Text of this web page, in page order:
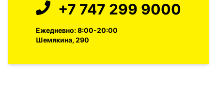
+7 747 299 9000
Ежедневно: 8:00-20:00
Шемякина, 290